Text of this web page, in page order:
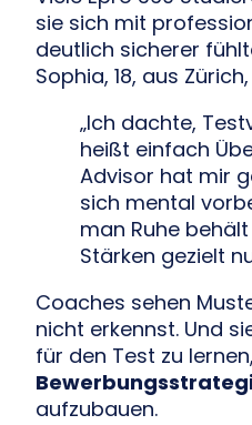
sie sich mit
deutlich sicherer
Sophia, 18, aus
„Ich dachte,
heißt einfach
Advisor hat mir
sich mental
man Ruhe
Stärken gezielt
Coaches sehen
nicht erkennst. Und
für den Test zu
aufzubauen.